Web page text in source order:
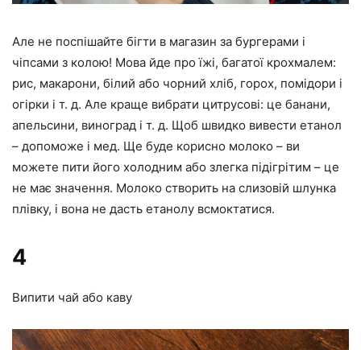
Але не поспішайте бігти в магазин за бургерами і
чіпсами з колою! Мова йде про їжі, багатої крохмалем:
рис, макарони, білий або чорний хліб, горох, помідори і
огірки і т. д. Але краще вибрати цитрусові: це банани,
апельсини, виноград і т. д. Щоб швидко вивести етанол
– допоможе і мед. Ще буде корисно молоко – ви
можете пити його холодним або злегка підігрітим – це
не має значення. Молоко створить на слизовій шлунка
плівку, і вона не дасть етанолу всмоктатися.
4
Випити чай або каву